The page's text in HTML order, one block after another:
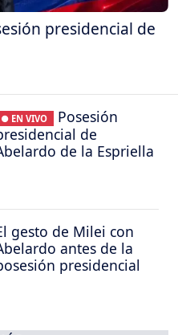
presidencial de
● EN VIVO
Posesión
de
de la Espriella
gesto de Milei con
antes de la
presidencial